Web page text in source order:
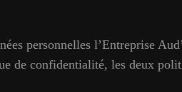
personnelles l’Entreprise
de confidentialité, les deux